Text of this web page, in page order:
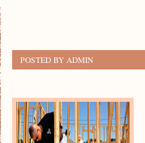
POSTED BY ADMIN